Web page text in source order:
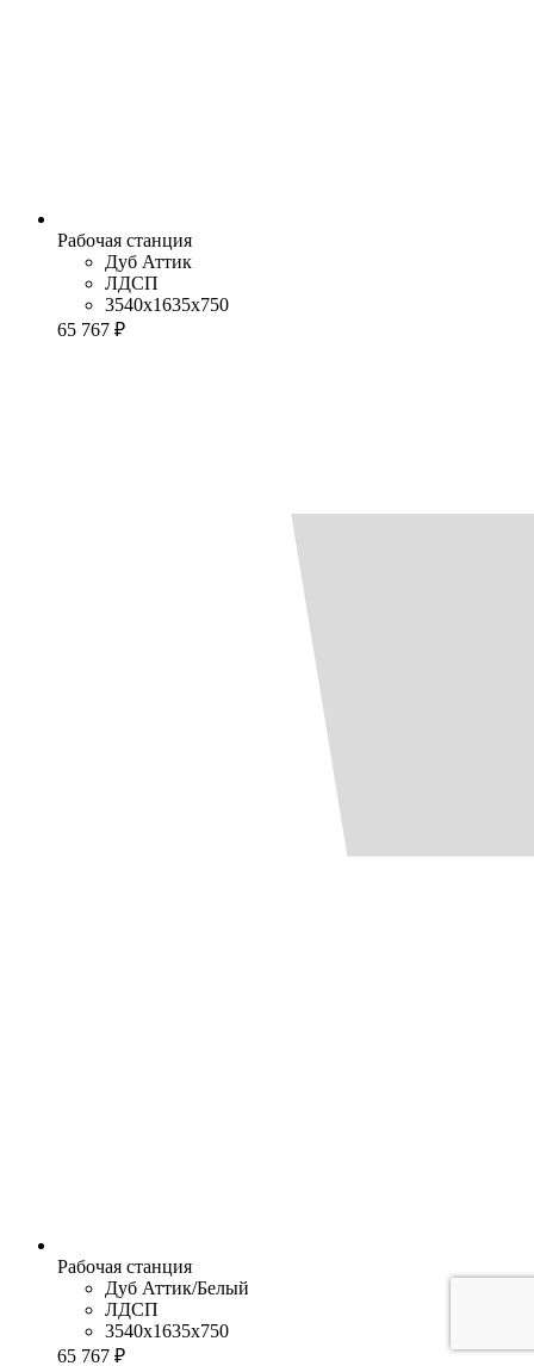
Рабочая станция
Дуб Аттик
ЛДСП
3540x1635x750
65 767 ₽
Рабочая станция
Дуб Аттик/Белый
ЛДСП
3540x1635x750
65 767 ₽